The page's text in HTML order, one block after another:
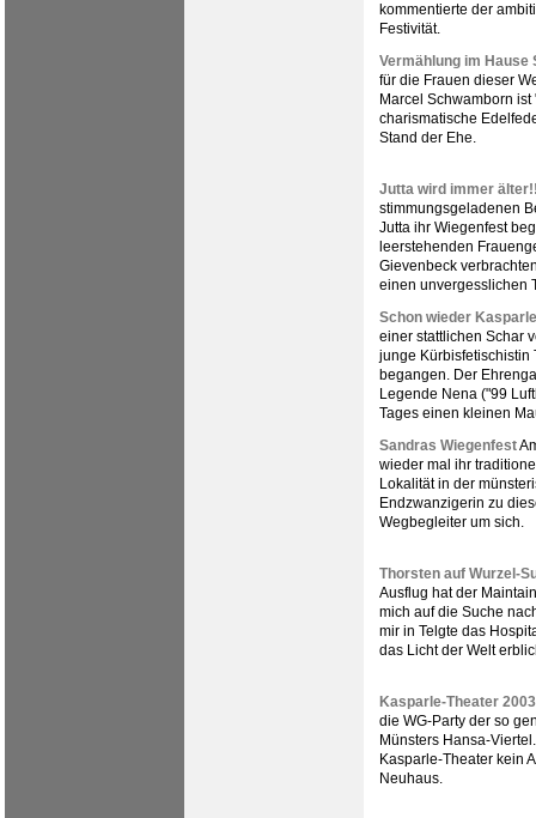
kommentierte der
Festivität.
Vermählung im Hause
für die Frauen dieser
Marcel Schwamborn
charismatische
Stand der Ehe.
Jutta wird immer
stimmungsgeladenen
Jutta ihr Wiegenfest
leerstehenden
Gievenbeck
einen unvergesslichen
Schon wieder
einer stattlichen Schar
junge Kürbisfetischistin
begangen. Der
Legende Nena ("99
Tages einen kleinen
Sandras Wiegenfest
wieder mal ihr
Lokalität in der
Endzwanzigerin zu
Wegbegleiter um sich.
Thorsten auf Wurzel-
Ausflug hat der
mich auf die Suche
mir in Telgte das
das Licht der Welt
Kasparle-Theater 2003
die WG-Party der so
Münsters Hansa-
Kasparle-Theater kein
Neuhaus.